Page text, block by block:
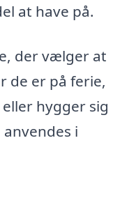
at have på.
der vælger at
de er på ferie,
hygger sig
i